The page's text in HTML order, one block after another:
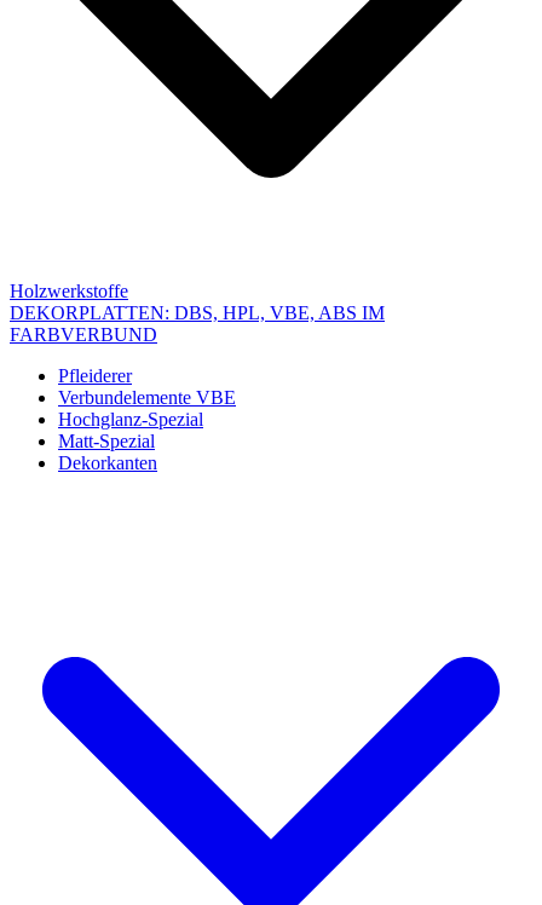
Holzwerkstoffe
DEKORPLATTEN: DBS, HPL, VBE, ABS IM
FARBVERBUND
Pfleiderer
Verbundelemente VBE
Hochglanz-Spezial
Matt-Spezial
Dekorkanten